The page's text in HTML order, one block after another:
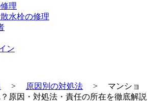
理
水栓の修理
ン
> 原因別の対処法 > マンショ
原因・対処法・責任の所在を徹底解説